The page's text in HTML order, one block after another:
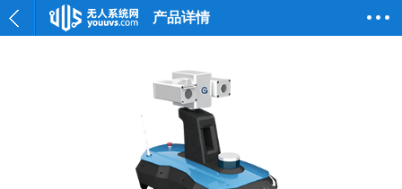
产品详情